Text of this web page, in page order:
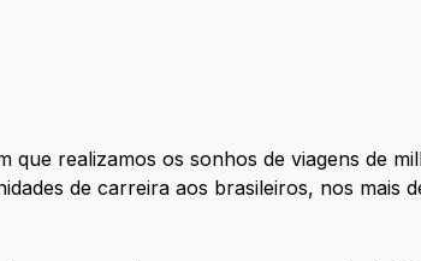
que realizamos os sonhos de viagens de
de carreira aos brasileiros, nos mais